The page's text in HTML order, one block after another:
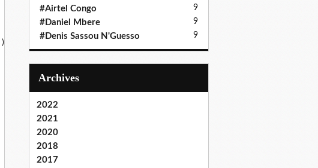
)
#Airtel Congo 9
#Daniel Mbere 9
#Denis Sassou N'Guesso 9
Archives
2022
2021
2020
2018
2017